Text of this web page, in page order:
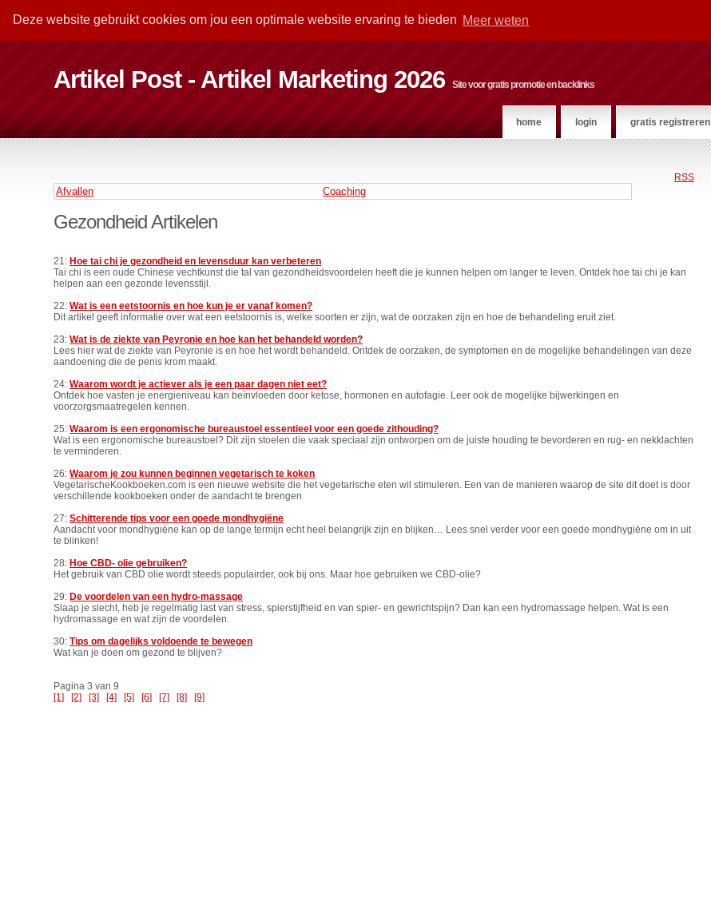
Deze website gebruikt cookies om jou een optimale website ervaring te bieden Meer weten
Artikel Post - Artikel Marketing 2026 Site voor gratis promotie en backlinks
home login gratis registreren
RSS
Afvallen Coaching
Gezondheid Artikelen
21: Hoe tai chi je gezondheid en levensduur kan verbeteren
Tai chi is een oude Chinese vechtkunst die tal van gezondheidsvoordelen heeft die je kunnen helpen om langer te leven. Ontdek hoe tai chi je kan
helpen aan een gezonde levensstijl.
22:Wat is een eetstoornis en hoe kun je er vanaf komen?
Dit artikel geeft informatie over wat een eetstoornis is, welke soorten er zijn, wat de oorzaken zijn en hoe de behandeling eruit ziet.
23:Wat is de ziekte van Peyronie en hoe kan het behandeld worden?
Lees hier wat de ziekte van Peyronie is en hoe het wordt behandeld. Ontdek de oorzaken, de symptomen en de mogelijke behandelingen van deze
aandoening die de penis krom maakt.
24:Waarom wordt je actiever als je een paar dagen niet eet?
Ontdek hoe vasten je energieniveau kan beïnvloeden door ketose, hormonen en autofagie. Leer ook de mogelijke bijwerkingen en
voorzorgsmaatregelen kennen.
25:Waarom is een ergonomische bureaustoel essentieel voor een goede zithouding?
Wat is een ergonomische bureaustoel? Dit zijn stoelen die vaak speciaal zijn ontworpen om de juiste houding te bevorderen en rug- en nekklachten
te verminderen.
26:Waarom je zou kunnen beginnen vegetarisch te koken
VegetarischeKookboeken.com is een nieuwe website die het vegetarische eten wil stimuleren. Een van de manieren waarop de site dit doet is door
verschillende kookboeken onder de aandacht te brengen
27:Schitterende tips voor een goede mondhygiëne
Aandacht voor mondhygiëne kan op de lange termijn echt heel belangrijk zijn en blijken… Lees snel verder voor een goede mondhygiëne om in uit
te blinken!
28: Hoe CBD- olie gebruiken?
Het gebruik van CBD olie wordt steeds populairder, ook bij ons. Maar hoe gebruiken we CBD-olie?
29: De voordelen van een hydro-massage
Slaap je slecht, heb je regelmatig last van stress, spierstijfheid en van spier- en gewrichtspijn? Dan kan een hydromassage helpen. Wat is een
hydromassage en wat zijn de voordelen.
30:Tips om dagelijks voldoende te bewegen
Wat kan je doen om gezond te blijven?
Pagina 3 van 9
[1]
[2] [3] [4] [5] [6] [7] [8] [9]